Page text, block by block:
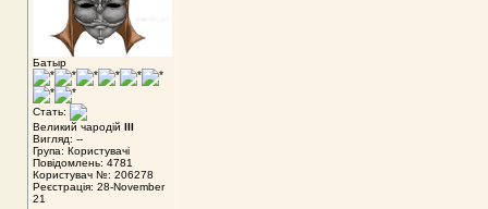
Батыр
Стать:
Великий чародій III
Вигляд: --
Група: Користувачі
Повідомлень: 4781
Користувач №: 206278
Реєстрація: 28-November
21